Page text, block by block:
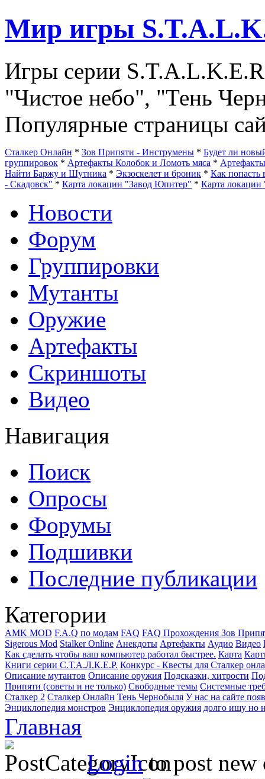
Мир игры
Игры серии
"Чистое небо", "Тень
Популярные страницы
Сталкер Онлайн * Зов Припяти - Инструмены * Будет ли
группировок * Артефакты Колобок и Ломоть мяса * Артефакты
Найти Баржу и Шутника * Экзоскелет и броник * Как попасть
- Скадовск" * Карта локации "Завод Юпитер" * Карта
Новости
Форум
Группировки
Мутанты
Оружие
Артефакты
Скриншоты
Видео
Навигация
Поиск
Опросы
Форумы
Подшивки
Последние публикации
Категории
AMK MOD F.A.Q по модам FAQ FAQ Прохождения Зов
Sigerous Mod Stalker Online Анекдоты Артефакты Аудио Видео
Как сделать чтобы ваш компьютер работал быстрее. Карта
Книги серии С.Т.А.Л.К.Е.Р. Конкурс - Квесты для Сталкер
Описание мутантов Описание оружия Подсказки, хитрости
Припяти (советы и не только) Свободные темы Системные
Сталкер 2 Сталкер Онлайн Тень Чернобыля У нас на сайте
Энциклопедия монстров Энциклопедия оружия долго ишу но
Главная
Loginto post new